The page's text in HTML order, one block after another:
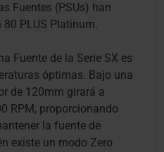
Fuentes (PSUs) han
PLUS Platinum.
Fuente de la Serie SX es
óptimas. Bajo una
de 120mm girará a
RPM, proporcionando
la fuente de
existe un modo Zero